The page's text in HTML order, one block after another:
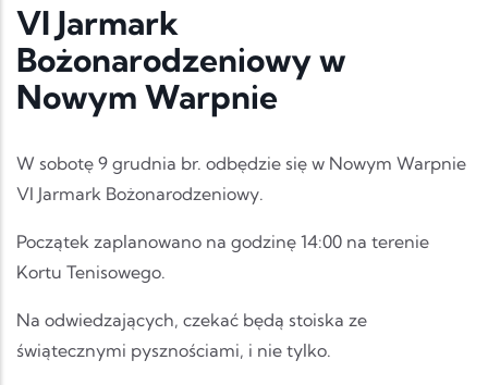
VI Jarmark
Bożonarodzeniowy w
Nowym Warpnie
W sobotę 9 grudnia br. odbędzie się w Nowym Warpnie
VI Jarmark Bożonarodzeniowy.
Początek zaplanowano na godzinę 14:00 na terenie
Kortu Tenisowego.
Na odwiedzających, czekać będą stoiska ze
świątecznymi pysznościami, i nie tylko.